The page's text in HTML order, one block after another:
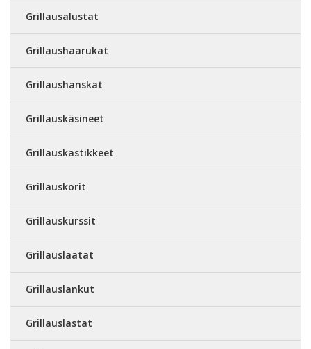
Grillausalustat
Grillaushaarukat
Grillaushanskat
Grillauskäsineet
Grillauskastikkeet
Grillauskorit
Grillauskurssit
Grillauslaatat
Grillauslankut
Grillauslastat